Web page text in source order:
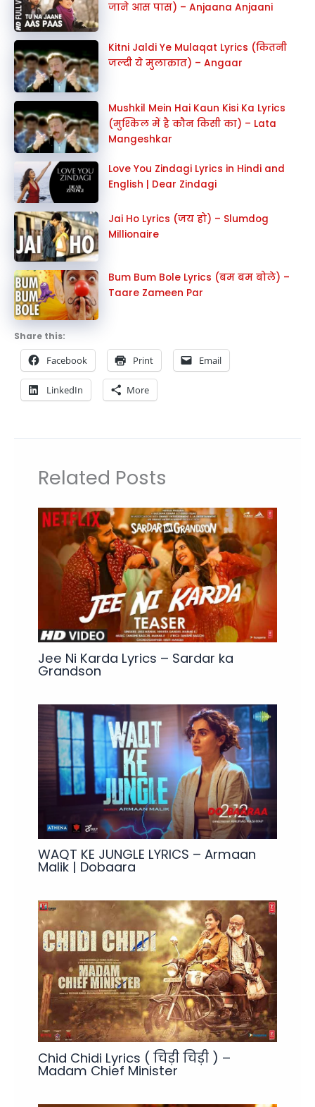
जाने आस पास) – Anjaana Anjaani
Kitni Jaldi Ye Mulaqat Lyrics (कितनी
जल्दी ये मुलाक़ात) – Angaar
Mushkil Mein Hai Kaun Kisi Ka Lyrics
(मुश्किल में है कौन किसी का) – Lata
Mangeshkar
Love You Zindagi Lyrics in Hindi and
English | Dear Zindagi
Jai Ho Lyrics (जय हो) – Slumdog
Millionaire
Bum Bum Bole Lyrics (बम बम बोले) –
Taare Zameen Par
Share this:
Facebook Print Email
LinkedIn More
Related Posts
Jee Ni Karda Lyrics – Sardar ka
Grandson
WAQT KE JUNGLE LYRICS – Armaan
Malik | Dobaara
Chid Chidi Lyrics ( चिड़ी चिड़ी ) –
Madam Chief Minister